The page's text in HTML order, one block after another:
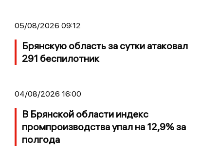
05/08/2026 09:12
Брянскую область за сутки атаковал
291 беспилотник
04/08/2026 16:00
В Брянской области индекс
промпроизводства упал на 12,9% за
полгода